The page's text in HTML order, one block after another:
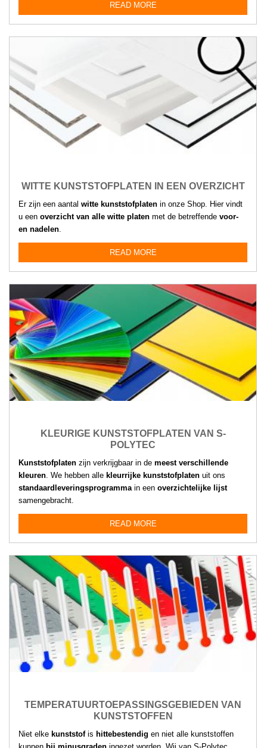
READ MORE
WITTE KUNSTSTOFPLATEN IN EEN OVERZICHT
Er zijn een aantal witte kunststofplaten in onze Shop. Hier vindt
u een overzicht van alle witte platen met de betreffende voor-
en nadelen.
READ MORE
KLEURIGE KUNSTSTOFPLATEN VAN S-
POLYTEC
Kunststofplaten zijn verkrijgbaar in de meest verschillende
kleuren. We hebben alle kleurrijke kunststofplaten uit ons
standaardleveringsprogrammain een overzichtelijke lijst
samengebracht.
READ MORE
TEMPERATUURTOEPASSINGSGEBIEDEN VAN
KUNSTSTOFFEN
Niet elke kunststofis hittebestendig en niet alle kunststoffen